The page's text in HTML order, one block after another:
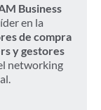
Business
en la
de compra
y gestores
networking